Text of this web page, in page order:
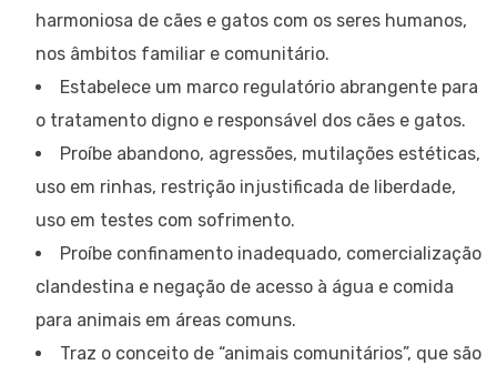
harmoniosa de cães e gatos com os seres humanos,
nos âmbitos familiar e comunitário.
Estabelece um marco regulatório abrangente para
o tratamento digno e responsável dos cães e gatos.
Proíbe abandono, agressões, mutilações estéticas,
uso em rinhas, restrição injustificada de liberdade,
uso em testes com sofrimento.
Proíbe confinamento inadequado, comercialização
clandestina e negação de acesso à água e comida
para animais em áreas comuns.
Traz o conceito de “animais comunitários”, que são